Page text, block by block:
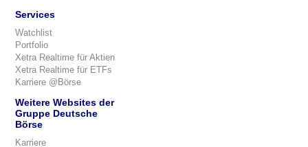
Services
Watchlist
Portfolio
Xetra Realtime für Aktien
Xetra Realtime für ETFs
Karriere @Börse
Weitere Websites der
Gruppe Deutsche
Börse
Karriere